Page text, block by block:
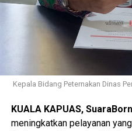
Kepala Bidang Peternakan Dinas
KUALA KAPUAS,
meningkatkan pelayanan